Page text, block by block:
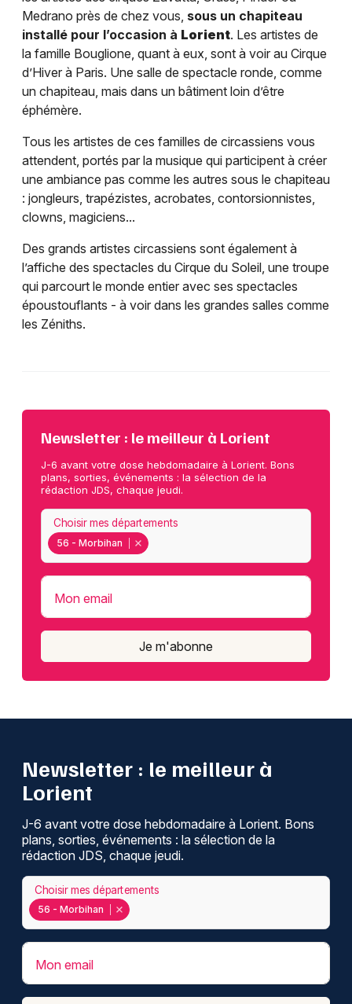
Medrano près de chez vous, sous un chapiteau
installé pour l’occasion à Lorient. Les artistes de
la famille Bouglione, quant à eux, sont à voir au Cirque
d’Hiver à Paris. Une salle de spectacle ronde, comme
un chapiteau, mais dans un bâtiment loin d’être
éphémère.
Tous les artistes de ces familles de circassiens vous
attendent, portés par la musique qui participent à créer
une ambiance pas comme les autres sous le chapiteau
: jongleurs, trapézistes, acrobates, contorsionnistes,
clowns, magiciens...
Des grands artistes circassiens sont également à
l’affiche des spectacles du Cirque du Soleil, une troupe
qui parcourt le monde entier avec ses spectacles
époustouflants - à voir dans les grandes salles comme
les Zéniths.
Newsletter : le meilleur à Lorient
J-6 avant votre dose hebdomadaire à Lorient. Bons
plans, sorties, événements : la sélection de la
rédaction JDS, chaque jeudi.
56 - Morbihan
Choisir mes départements
Mon email
Je m'abonne
Newsletter : le meilleur à
Lorient
J-6 avant votre dose hebdomadaire à Lorient. Bons
plans, sorties, événements : la sélection de la
rédaction JDS, chaque jeudi.
56 - Morbihan
Choisir mes départements
Mon email